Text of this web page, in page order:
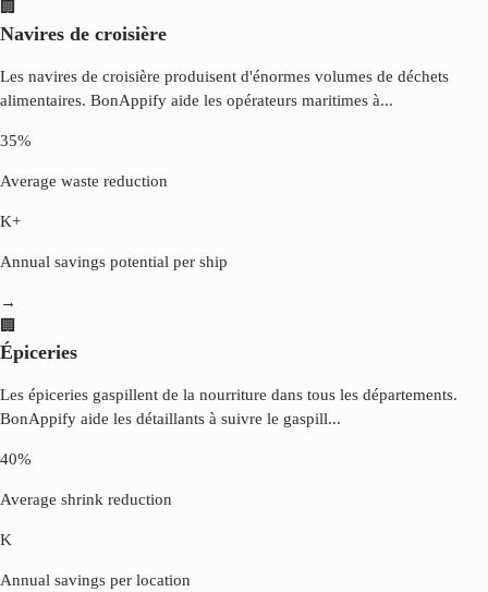
🏢
Navires de croisière
Les navires de croisière produisent d'énormes volumes de déchets
alimentaires. BonAppify aide les opérateurs maritimes à...
35%
Average waste reduction
K+
Annual savings potential per ship
→
🏢
Épiceries
Les épiceries gaspillent de la nourriture dans tous les départements.
BonAppify aide les détaillants à suivre le gaspill...
40%
Average shrink reduction
K
Annual savings per location